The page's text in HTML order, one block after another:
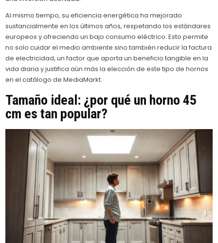
Al mismo tiempo, su eficiencia energética ha mejorado
sustancialmente en los últimos años, respetando los estándares
europeos y ofreciendo un bajo consumo eléctrico. Esto permite
no solo cuidar el medio ambiente sino también reducir la factura
de electricidad, un factor que aporta un beneficio tangible en la
vida diaria y justifica aún más la elección de este tipo de hornos
en el catálogo de MediaMarkt.
Tamaño ideal: ¿por qué un horno 45
cm es tan popular?